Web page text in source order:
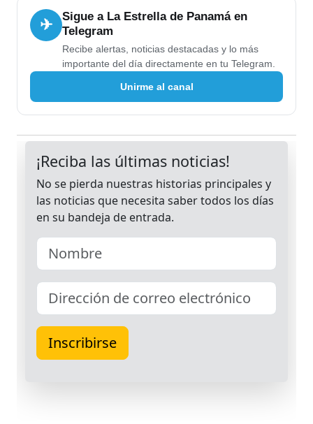
✈
Sigue a La Estrella de Panamá en
Telegram
Recibe alertas, noticias destacadas y lo más
importante del día directamente en tu Telegram.
Unirme al canal